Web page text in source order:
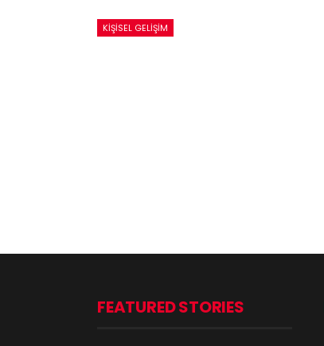
KIŞISEL GELIŞIM
FEATURED STORIES